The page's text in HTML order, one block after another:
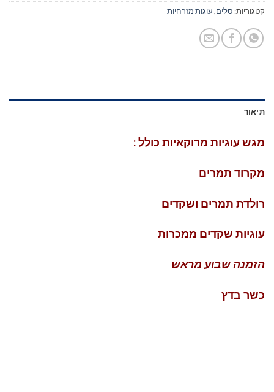
קטגוריות: סלים,עוגות מזרחיות
תיאור
מגש עוגיות מרוקאיות כולל :
מקרוד תמרים
רולדת תמרים ושקדים
עוגיות שקדים ממכרות
הזמנה שבוע מראש
כשר בדץ